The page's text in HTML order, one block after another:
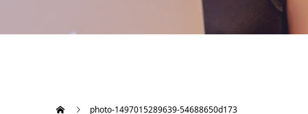
photo-1497015289639-54688650d173